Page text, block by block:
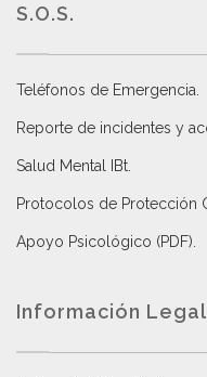
S.O.S.
Teléfonos de Emergencia.
Reporte de incidentes y
Salud Mental IBt
Protocolos de Protección
Apoyo Psicológico (PDF)
Información